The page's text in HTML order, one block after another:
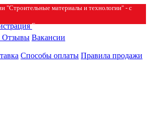
"Строительные материалы и технологии" - с
Отзывы Вакансии
Способы оплаты Правила продажи